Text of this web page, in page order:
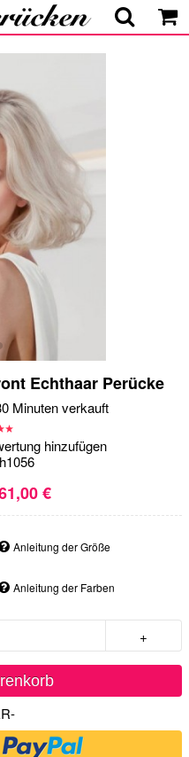
Echthaar Perücke
Minuten verkauft
hinzufügen
€
Anleitung der Größe
Anleitung der Farben
+